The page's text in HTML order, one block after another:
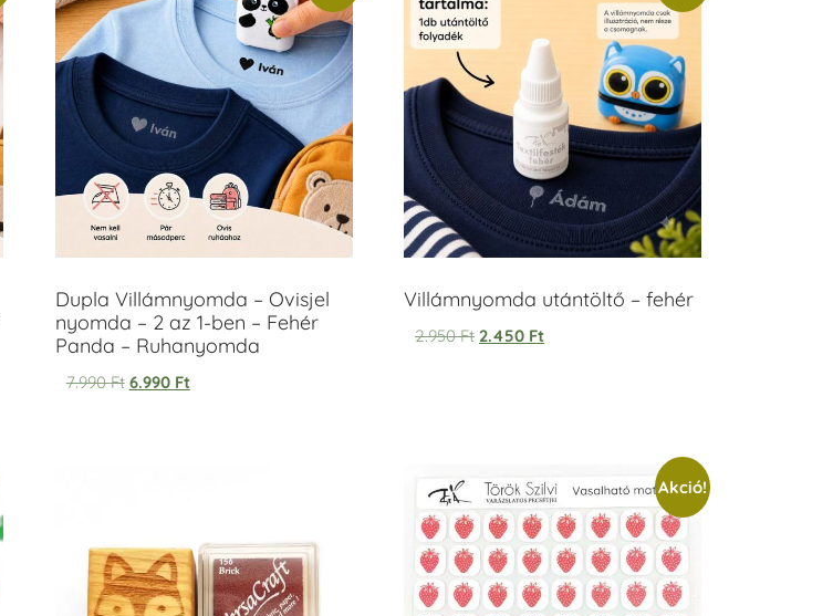
Dupla Villámnyomda – Ovisjel
nyomda – 2 az 1-ben – Fehér
Panda – Ruhanyomda
7.990Ft 6.990 Ft
Villámnyomda utántöltő – fehér
2.950Ft 2.450 Ft
Akció!